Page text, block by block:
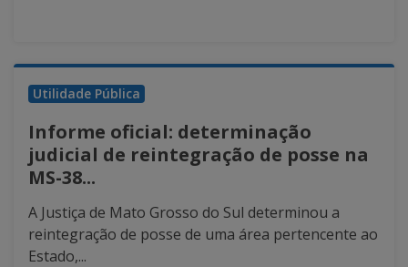
Utilidade Pública
Informe oficial: determinação
judicial de reintegração de posse na
MS-38...
A Justiça de Mato Grosso do Sul determinou a
reintegração de posse de uma área pertencente ao
Estado,...